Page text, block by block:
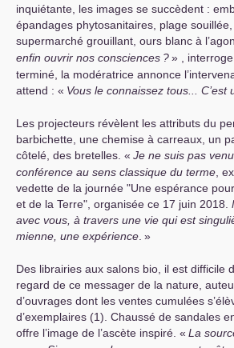
inquiétante, les images se succèdent :
épandages phytosanitaires, plage souillée,
supermarché grouillant, ours blanc à
enfin ouvrir nos consciences ?» ,
terminé, la modératrice annonce
attend : « Vous le connaissez tous... C’est
Les projecteurs révèlent les attributs du
barbichette, une chemise à carreaux, un
côtelé, des bretelles. « Je ne suis pas
conférence au sens classique du terme ,
vedette de la journée "Une espérance
et de la Terre", organisée ce 17 juin 2018.
avec vous, à travers une vie qui est
mienne, une expérience »
Des librairies aux salons bio, il est difficile
regard de ce messager de la nature,
d’ouvrages dont les ventes cumulées
d’exemplaires (1). Chaussé de sandales
offre l’image de l’ascète inspiré. « La